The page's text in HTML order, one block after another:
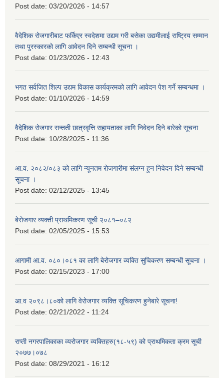
Post date: 03/20/2026 - 14:57
वैदेशिक रोजगारीबाट फर्किएर स्वदेशमा उद्यम गरी बसेका उद्यमीलाई राष्ट्रिय सम्मान
तथा पुरस्कारको लागि आवेदन दिने सम्बन्धी सूचना ।
Post date: 01/23/2026 - 12:43
भगत सर्वजित शिल्प उद्यम विकास कार्यक्रमको लागि आवेदन पेश गर्ने सम्बन्धमा ।
Post date: 01/10/2026 - 14:59
वैदेशिक रोजगार सन्तती छात्रवृत्ति सहायताका लागि निवेदन दिने बारेको सूचना
Post date: 10/28/2025 - 11:36
आ.व. २०८२/०८३ को लागि न्यूनतम रोजगारीमा संलग्न हुन निवेदन दिने सम्बन्धी
सूचना ।
Post date: 02/12/2025 - 13:45
बेरोजगार व्यक्ती प्राथमिकरण सूची २०८१–०८२
Post date: 02/05/2025 - 15:53
आगामी आ.व. ०८०।०८१ का लागि बेरोजगार व्यक्ति सुचिकरण सम्बन्धी सूचना ।
Post date: 02/15/2023 - 17:00
आ.व २०९८।८०को लागि वेरोजगार व्यक्ति सूचिकरण हुनेबारे सूचना!
Post date: 02/21/2022 - 11:24
राप्ती नगरपालिकाका व्यरोजगार व्यक्तिहरु(१८-५९) को प्राथमिकता क्रम सूची
२०७७।०७८
Post date: 08/29/2021 - 16:12